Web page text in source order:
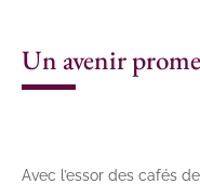
Un avenir
Avec l’essor des cafés